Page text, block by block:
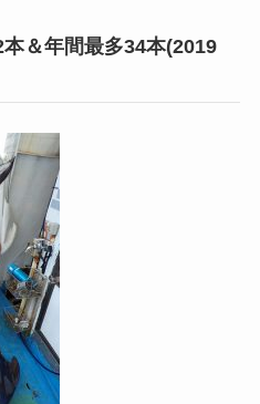
＆年間最多34本(2019